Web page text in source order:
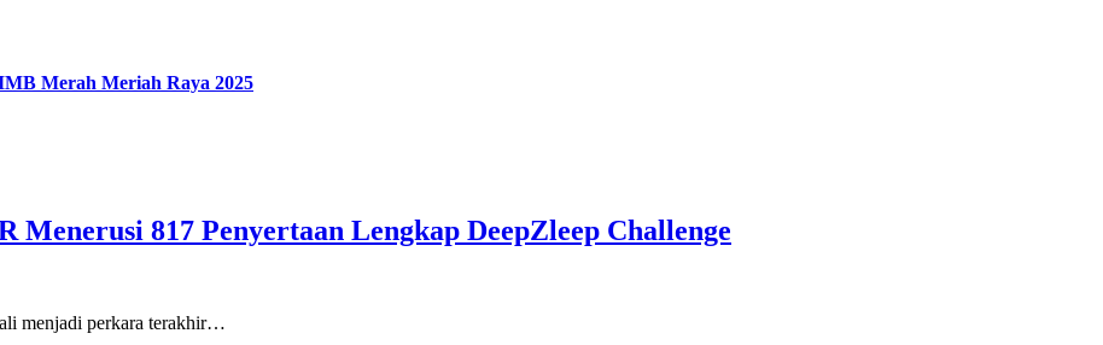
Merah Meriah Raya 2025
817 Penyertaan Lengkap DeepZleep Challenge
menjadi perkara terakhir…